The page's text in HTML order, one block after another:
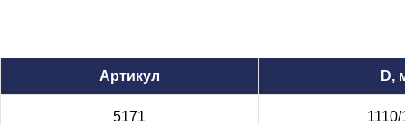
Артикул D,
5171